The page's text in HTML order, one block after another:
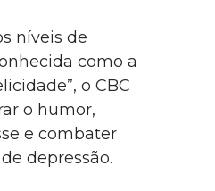
níveis de
como a
o CBC
o humor,
e combater
depressão.